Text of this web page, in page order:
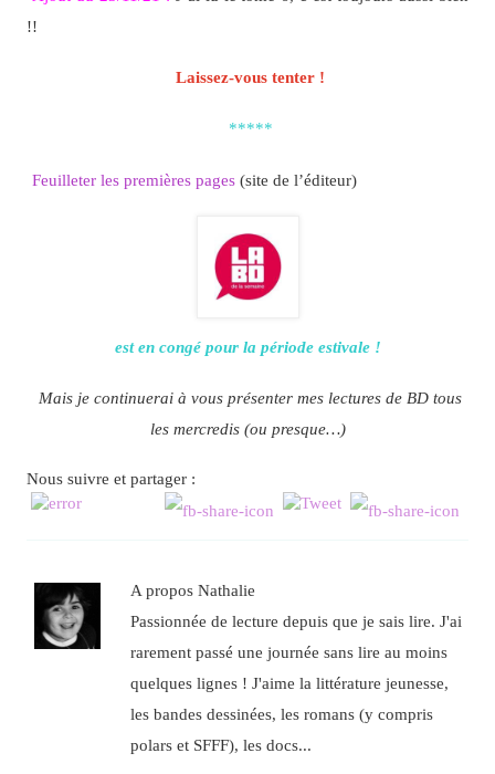
!!
Laissez-vous tenter !
*****
Feuilleter les premières pages(site de l’éditeur)
est en congé pour la période estivale !
Mais je continuerai à vous présenter mes lectures de BD tous
les mercredis (ou presque…)
Nous suivre et partager :
A propos Nathalie
Passionnée de lecture depuis que je sais lire. J'ai
rarement passé une journée sans lire au moins
quelques lignes ! J'aime la littérature jeunesse,
les bandes dessinées, les romans (y compris
polars et SFFF), les docs...